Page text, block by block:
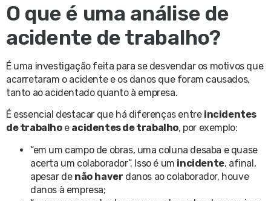
O que é uma análise de
acidente de trabalho?
É uma investigação feita para se desvendar os motivos que
acarretaram o acidente e os danos que foram causados,
tanto ao acidentado quanto à empresa.
É essencial destacar que há diferenças entre incidentes
de trabalhoe acidentes de trabalho, por exemplo:
“em um campo de obras, uma coluna desaba e quase
acerta um colaborador”. Isso é um incidente, afinal,
apesar de não haver danos ao colaborador, houve
danos à empresa;